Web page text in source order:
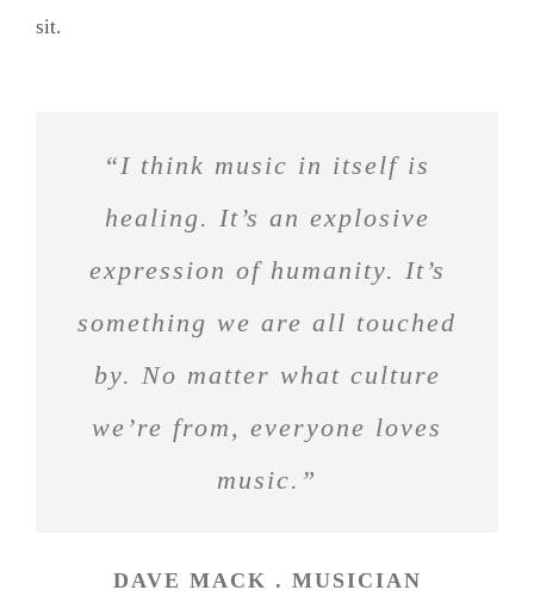
sit.
“I think music in itself is
healing. It’s an explosive
expression of humanity. It’s
something we are all touched
by. No matter what culture
we’re from, everyone loves
music.”
DAVE MACK . MUSICIAN